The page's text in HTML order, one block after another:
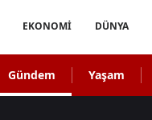
EKONOMİ DÜNYA
Gündem Yaşam